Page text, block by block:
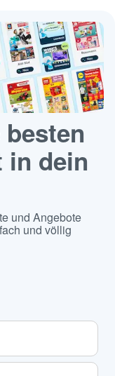
in dein
und Angebote
und völlig